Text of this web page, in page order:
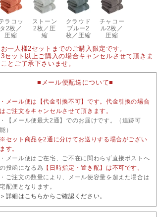
ラコッ
タ2枚／
圧縮
ストーン
2枚／圧
縮
クラウド
ブルー2
枚／圧縮
チャコー
ル2枚／
圧縮
一人様2セットまでのご購入限定です。
セット以上ご購入の場合キャンセルさせて頂きま
とご了承下さいませ。
■メール便配送について■
・メール便は【代金引換不可】です。代金引換の場合
はご注文をキャンセルさせて頂きます。
・【メール便最大2通】でのお届けです。（追跡可
能）
※セット商品を2通に分けてお送りする場合がござい
ます。
・メール便はご在宅、ご不在に関わらず直接ポストへ
の投函になる為
【日時指定・置き配】は不可です。
・ご注文の数量により、メール便容量を超えた場合は
宅配便となります。
＞詳細はこちらからご確認ください。